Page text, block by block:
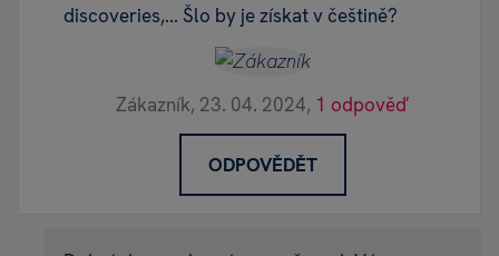
discoveries,... Šlo by je získat v češtině?
Zákazník, 23. 04. 2024, 1 odpověď
ODPOVĚDĚT